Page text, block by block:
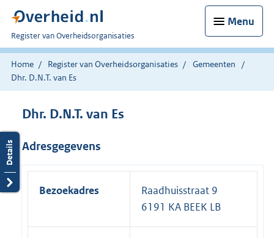
Menu
U
bent
nu
hier:
Register van Overheidsorganisaties
Home Register van Overheidsorganisaties
Gemeenten
Dhr. D.N.T. van Es
Dhr. D.N.T. van Es
Adresgegevens
Bezoekadres
Raadhuisstraat 9
6191 KA BEEK LB